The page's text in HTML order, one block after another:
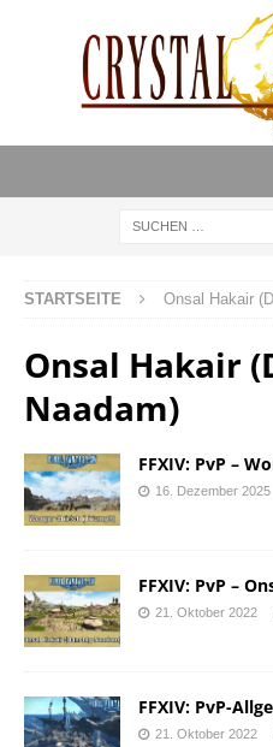
STARTSEITE Onsal Hakair
Onsal Hakair
Naadam)
FFXIV: PvP –
16. Dezember 2025
FFXIV: PvP –
21. Oktober 2022
FFXIV: PvP-
21. Oktober 2022